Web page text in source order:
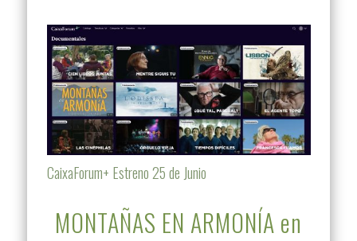
CaixaForum+ Estreno 25 de Junio
MONTAÑAS EN ARMONÍA en